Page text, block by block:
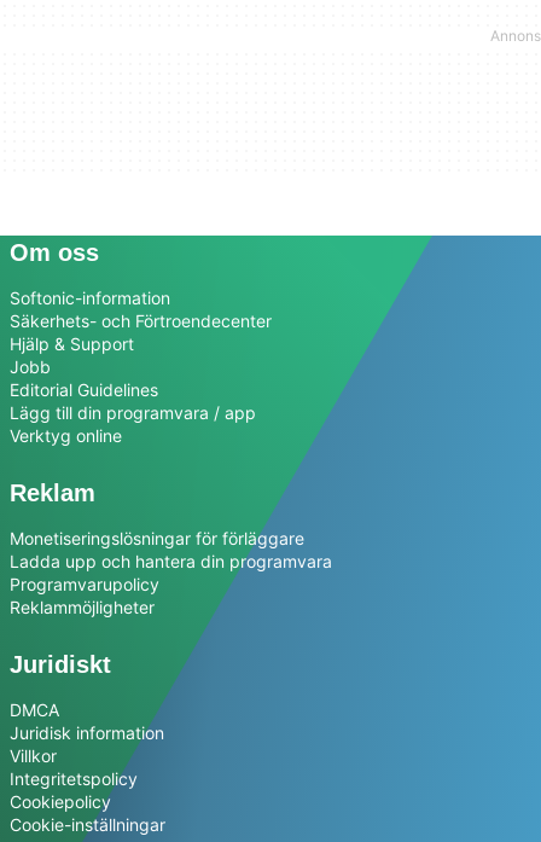
Om oss
Softonic-information
Säkerhets- och Förtroendecenter
Hjälp & Support
Jobb
Editorial Guidelines
Lägg till din programvara / app
Verktyg online
Reklam
Monetiseringslösningar för förläggare
Ladda upp och hantera din programvara
Programvarupolicy
Reklammöjligheter
Juridiskt
DMCA
Juridisk information
Villkor
Integritetspolicy
Cookiepolicy
Cookie-inställningar